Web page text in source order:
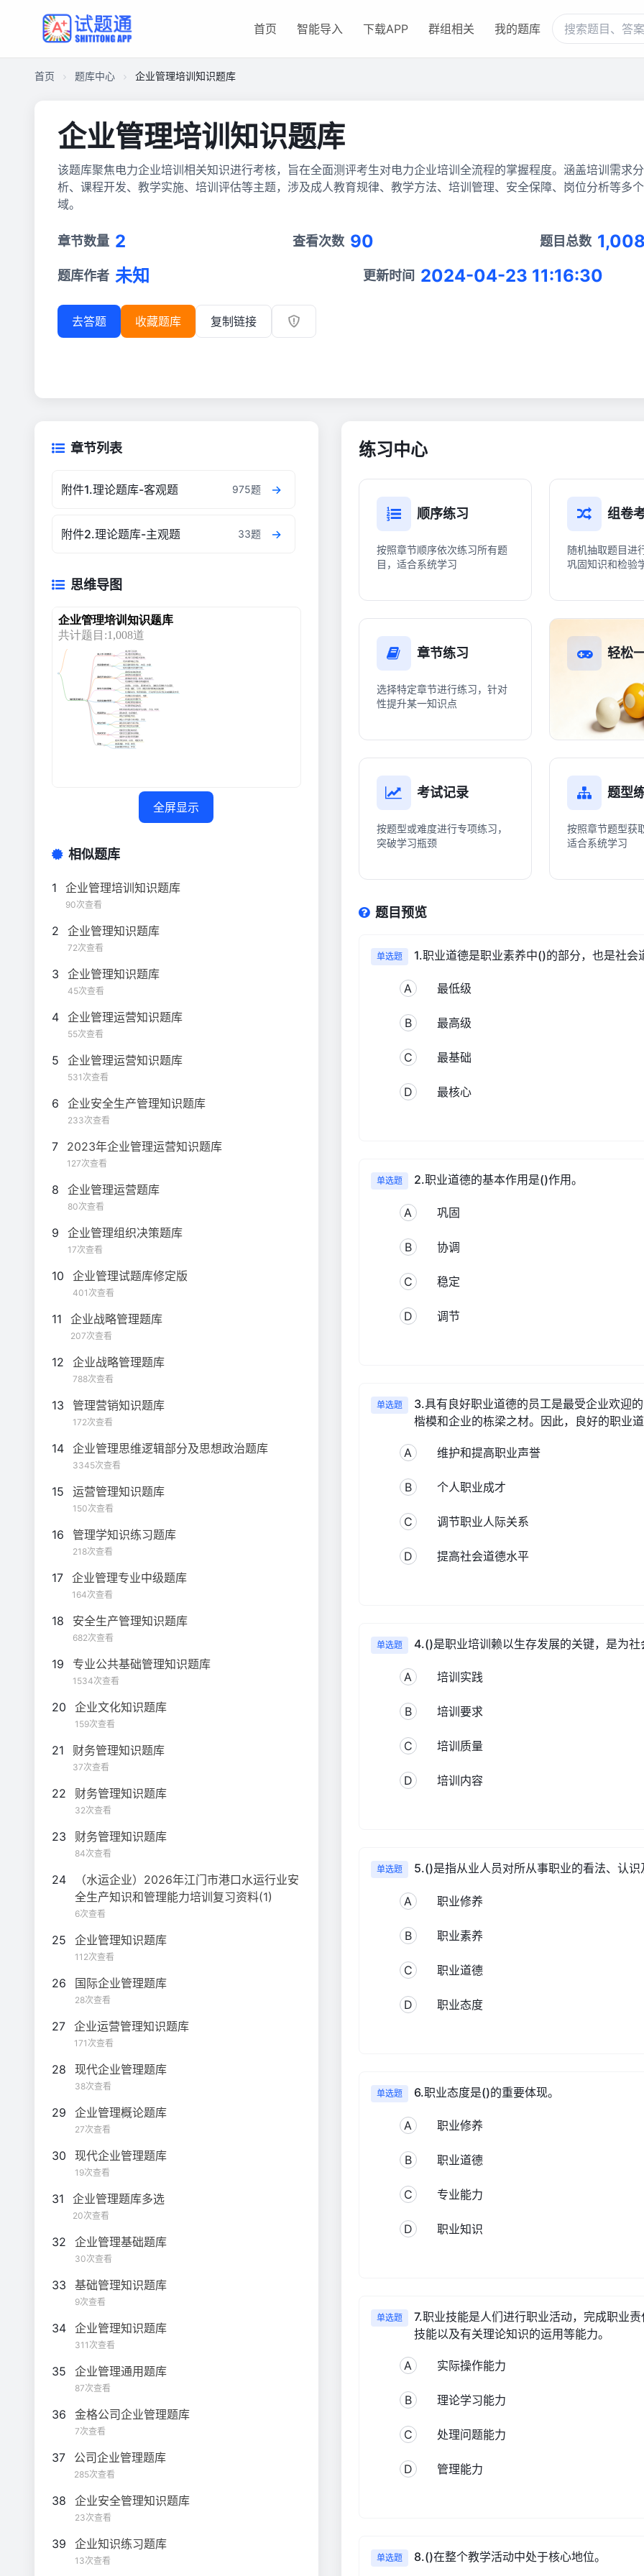
首页 智能导入 下载APP 群组相关 我的题库
首页 题库中心 企业管理培训知识题库
企业管理培训知识题库
该题库聚焦电力企业培训相关知识进行考核，旨在全面测评考生对电力企业培训全流程的掌握程度。涵盖培训需求分
析、课程开发、教学实施、培训评估等主题，涉及成人教育规律、教学方法、培训管理、安全保障、岗位分析等多
域。
章节数量 2 查看次数 90 题目总数
题库作者 未知 更新时间 2024-04-23 11:16:30
去答题 收藏题库 复制链接
章节列表
附件1.理论题库-客观题 975题
附件2.理论题库-主观题 33题
思维导图
全屏显示
相似题库
1 企业管理培训知识题库
90次查看
2 企业管理知识题库
72次查看
3 企业管理知识题库
45次查看
4 企业管理运营知识题库
55次查看
5 企业管理运营知识题库
531次查看
6 企业安全生产管理知识题库
233次查看
7 2023年企业管理运营知识题库
127次查看
8 企业管理运营题库
80次查看
9 企业管理组织决策题库
17次查看
10 企业管理试题库修定版
401次查看
11 企业战略管理题库
207次查看
12 企业战略管理题库
788次查看
13 管理营销知识题库
172次查看
14 企业管理思维逻辑部分及思想政治题库
3345次查看
15 运营管理知识题库
150次查看
16 管理学知识练习题库
218次查看
17 企业管理专业中级题库
164次查看
18 安全生产管理知识题库
682次查看
19 专业公共基础管理知识题库
1534次查看
20 企业文化知识题库
159次查看
21 财务管理知识题库
37次查看
22 财务管理知识题库
32次查看
23 财务管理知识题库
84次查看
24
（水运企业）2026年江门市港口水运行业安
全生产知识和管理能力培训复习资料(1)
6次查看
25 企业管理知识题库
112次查看
26 国际企业管理题库
28次查看
27 企业运营管理知识题库
171次查看
28 现代企业管理题库
38次查看
29 企业管理概论题库
27次查看
30 现代企业管理题库
19次查看
31 企业管理题库多选
20次查看
32 企业管理基础题库
30次查看
33 基础管理知识题库
9次查看
34 企业管理知识题库
311次查看
35 企业管理通用题库
87次查看
36 金格公司企业管理题库
7次查看
37 公司企业管理题库
285次查看
38 企业安全管理知识题库
23次查看
39 企业知识练习题库
13次查看
练习中心
顺序练习
按照章节顺序依次练习所有题
目，适合系统学习
组卷
随机抽取题目进
巩固知识和检验
章节练习
选择特定章节进行练习，针对
性提升某一知识点
轻松
考试记录
按题型或难度进行专项练习，
突破学习瓶颈
题型
按照章节题型获
适合系统学习
题目预览
单选题 1.职业道德是职业素养中()的部分，也是社会
A 最低级
B 最高级
C 最基础
D 最核心
单选题 2.职业道德的基本作用是()作用。
A 巩固
B 协调
C 稳定
D 调节
单选题
3.具有良好职业道德的员工是最受企业欢迎
楷模和企业的栋梁之材。因此，良好的职业
A 维护和提高职业声誉
B 个人职业成才
C 调节职业人际关系
D 提高社会道德水平
单选题 4.()是职业培训赖以生存发展的关键，是为
A 培训实践
B 培训要求
C 培训质量
D 培训内容
单选题 5.()是指从业人员对所从事职业的看法、认
A 职业修养
B 职业素养
C 职业道德
D 职业态度
单选题 6.职业态度是()的重要体现。
A 职业修养
B 职业道德
C 专业能力
D 职业知识
单选题
7.职业技能是人们进行职业活动，完成职业
技能以及有关理论知识的运用等能力。
A 实际操作能力
B 理论学习能力
C 处理问题能力
D 管理能力
单选题 8.()在整个教学活动中处于核心地位。